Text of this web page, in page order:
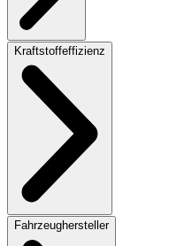
Kraftstoffeffizienz
Fahrzeughersteller